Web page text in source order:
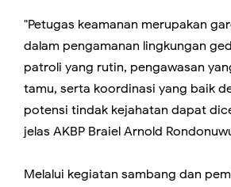
"Petugas keamanan merupakan
dalam pengamanan lingkungan
patroli yang rutin, pengawasan
tamu, serta koordinasi yang baik
potensi tindak kejahatan dapat
jelas AKBP Braiel Arnold
Melalui kegiatan sambang dan